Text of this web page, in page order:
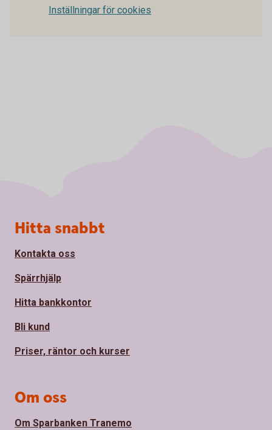
Inställningar för cookies
Sidfot
Hitta snabbt
Kontakta oss
Spärrhjälp
Hitta bankkontor
Bli kund
Priser, räntor och kurser
Om oss
Om Sparbanken Tranemo